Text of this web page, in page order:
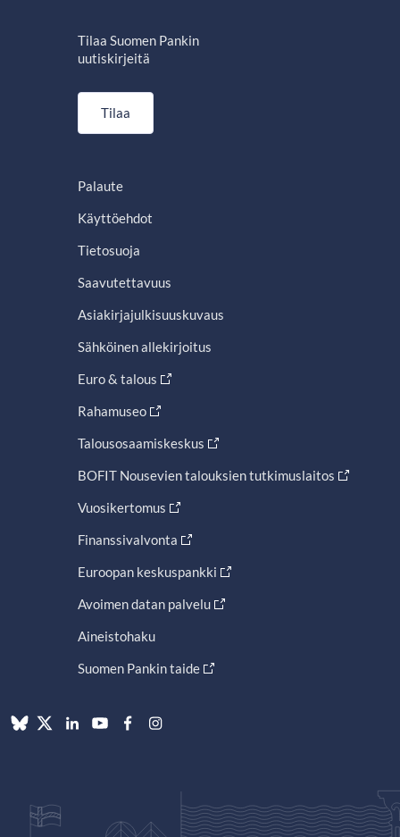
Tilaa Suomen Pankin
uutiskirjeitä
Tilaa
Palaute
Käyttöehdot
Tietosuoja
Saavutettavuus
Asiakirjajulkisuuskuvaus
Sähköinen allekirjoitus
Euro & talous
Rahamuseo
Talousosaamiskeskus
BOFIT Nousevien talouksien tutkimuslaitos
Vuosikertomus
Finanssivalvonta
Euroopan keskuspankki
Avoimen datan palvelu
Aineistohaku
Suomen Pankin taide